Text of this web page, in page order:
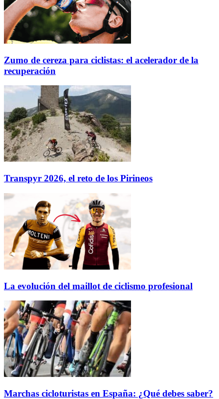
Zumo de cereza para ciclistas: el acelerador de la
recuperación
Transpyr 2026, el reto de los Pirineos
La evolución del maillot de ciclismo profesional
Marchas cicloturistas en España: ¿Qué debes saber?